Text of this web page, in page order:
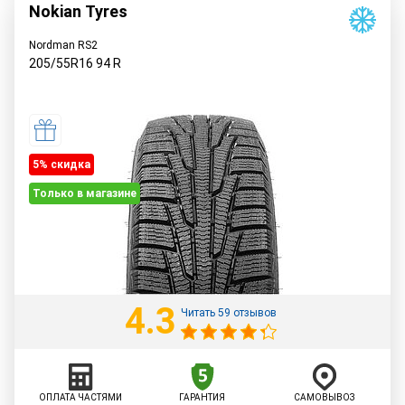
Nokian Tyres
Nordman RS2
205/55R16 94R
5% cкидка
Только в магазине
4.3 Читать 59 отзывов
ОПЛАТА ЧАСТЯМИ
ГАРАНТИЯ
САМОВЫВОЗ